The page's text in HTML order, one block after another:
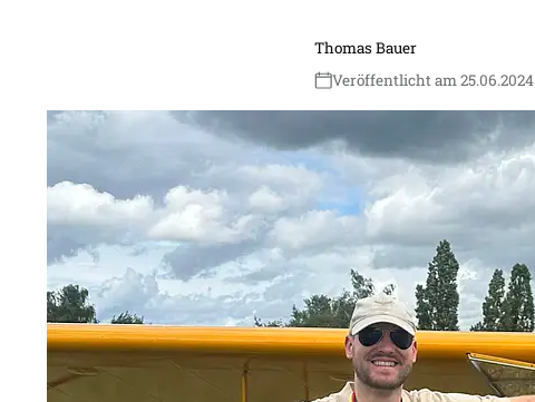
Thomas Bauer
Veröffentlicht am 25.06.2024